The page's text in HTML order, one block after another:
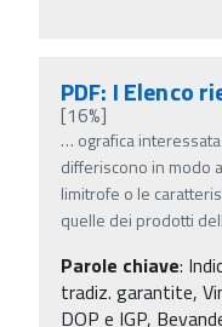
PDF: I Elenco
[16%]
… ografica
differiscono in modo
limitrofe o le
quelle dei prodotti
Parole chiave:
tradiz. garantite,
DOP e IGP,